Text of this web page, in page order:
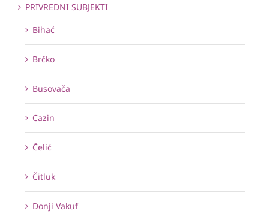
PRIVREDNI SUBJEKTI
Bihać
Brčko
Busovača
Cazin
Čelić
Čitluk
Donji Vakuf